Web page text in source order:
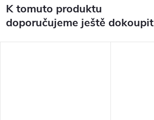
K tomuto produktu
doporučujeme ještě dokoupit